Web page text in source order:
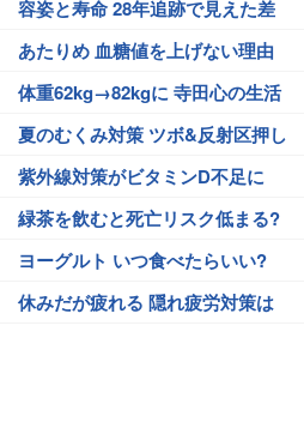
容姿と寿命 28年追跡で見えた差
あたりめ 血糖値を上げない理由
体重62kg→82kgに 寺田心の生活
夏のむくみ対策 ツボ&反射区押し
紫外線対策がビタミンD不足に
緑茶を飲むと死亡リスク低まる?
ヨーグルト いつ食べたらいい?
休みだが疲れる 隠れ疲労対策は